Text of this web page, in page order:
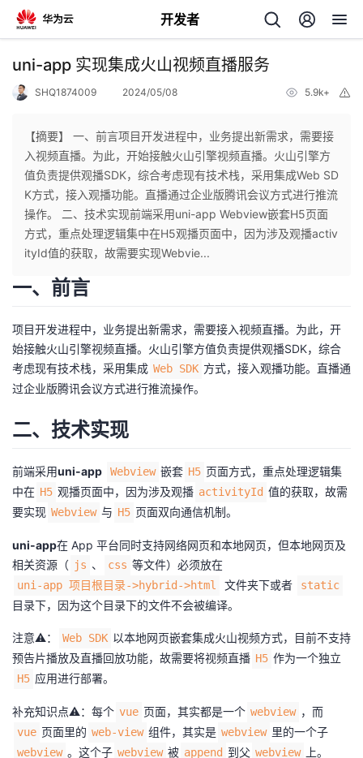
开发者
返
个
人
我
发
者
我
的
博
客
我
的
论
坛
我
的
圈
我
的
播
我
活
动
的
关
我
的
开
我
的
我
uni-app 实现集成火山视频直播服务
SHQ1874009 2024/05/08 5.9k+
【摘要】 一、前言项目开发进程中，业务提出新需求，需要接
入视频直播。为此，开始接触火山引擎视频直播。火山引擎方
值负责提供观播SDK，综合考虑现有技术栈，采用集成Web SD
K方式，接入观播功能。直播通过企业版腾讯会议方式进行推流
操作。 二、技术实现前端采用uni-app Webview嵌套H5页面
方式，重点处理逻辑集中在H5观播页面中，因为涉及观播activ
ityId值的获取，故需要实现Webvie...
一、前言
项目开发进程中，业务提出新需求，需要接入视频直播。为此，开
始接触火山引擎视频直播。火山引擎方值负责提供观播SDK，综合
考虑现有技术栈，采用集成 Web SDK 方式，接入观播功能。直播通
过企业版腾讯会议方式进行推流操作。
二、技术实现
前端采用uni-app Webview 嵌套 H5 页面方式，重点处理逻辑集
中在 H5 观播页面中，因为涉及观播 activityId 值的获取，故需
要实现 Webview 与 H5 页面双向通信机制。
uni-app在 App 平台同时支持网络网页和本地网页，但本地网页及
相关资源（ js 、 css 等文件）必须放在
uni-app 项目根目录->hybrid->html 文件夹下或者 static
目录下，因为这个目录下的文件不会被编译。
注意⚠️： Web SDK 以本地网页嵌套集成火山视频方式，目前不支持
预告片播放及直播回放功能，故需要将视频直播 H5 作为一个独立
H5 应用进行部署。
补充知识点⚠️：每个 vue 页面，其实都是一个 webview ，而
vue 页面里的 web-view 组件，其实是 webview 里的一个子
webview 。这个子 webview 被 append 到父 webview 上。